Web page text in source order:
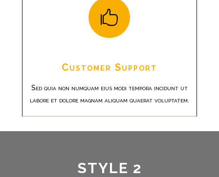

Customer Support
Sed quia non numquam eius modi tempora incidunt ut
labore et dolore magnam aliquam quaerat voluptatem.
STYLE 2